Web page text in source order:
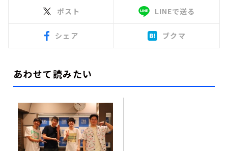
ポスト LINEで送る
シェア ブクマ
あわせて読みたい